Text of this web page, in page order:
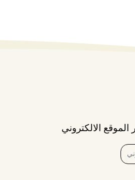
الالكتروني